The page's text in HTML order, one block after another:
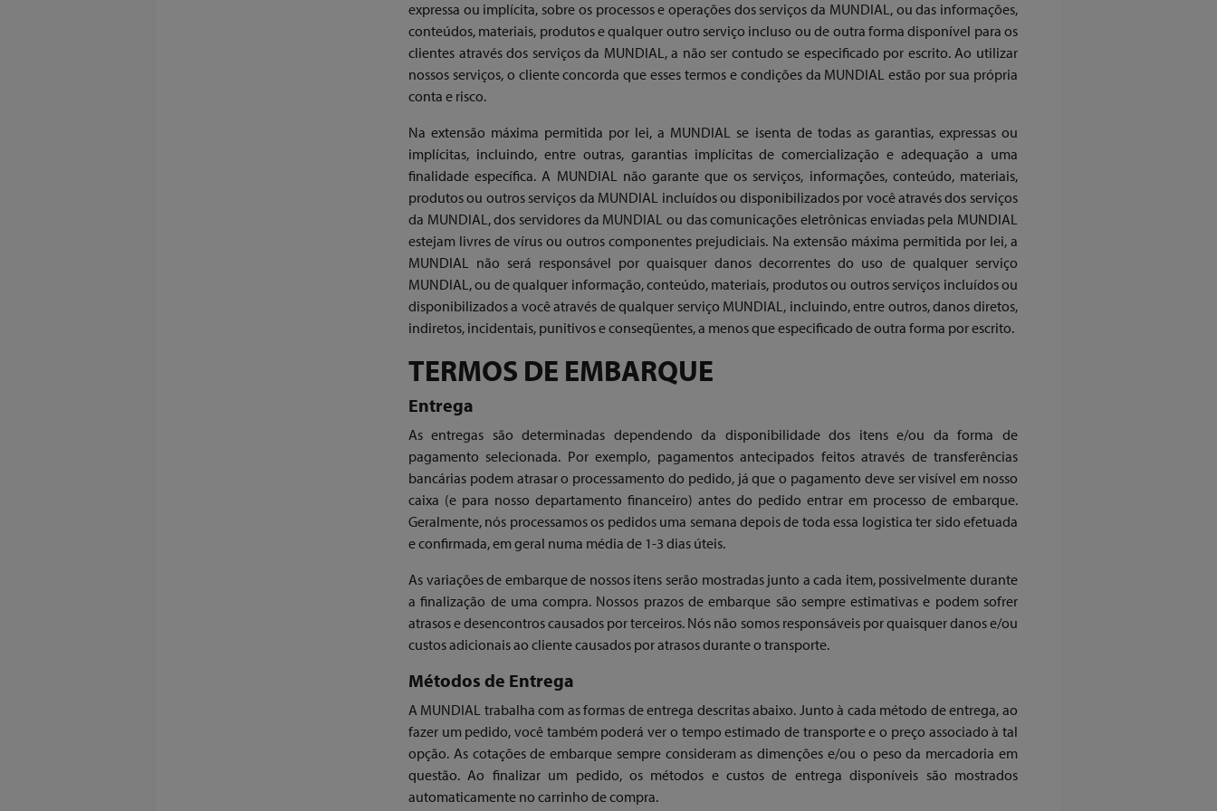
expressa ou implícita, sobre os processos e operações dos serviços da MUNDIAL, ou das informações,
conteúdos, materiais, produtos e qualquer outro serviço incluso ou de outra forma disponível para os
clientes através dos serviços da MUNDIAL, a não ser contudo se especificado por escrito. Ao utilizar
nossos serviços, o cliente concorda que esses termos e condições da MUNDIAL estão por sua própria
conta e risco.
Na extensão máxima permitida por lei, a MUNDIAL se isenta de todas as garantias, expressas ou
implícitas, incluindo, entre outras, garantias implícitas de comercialização e adequação a uma
finalidade específica. A MUNDIAL não garante que os serviços, informações, conteúdo, materiais,
produtos ou outros serviços da MUNDIAL incluídos ou disponibilizados por você através dos serviços
da MUNDIAL, dos servidores da MUNDIAL ou das comunicações eletrônicas enviadas pela MUNDIAL
estejam livres de vírus ou outros componentes prejudiciais. Na extensão máxima permitida por lei, a
MUNDIAL não será responsável por quaisquer danos decorrentes do uso de qualquer serviço
MUNDIAL, ou de qualquer informação, conteúdo, materiais, produtos ou outros serviços incluídos ou
disponibilizados a você através de qualquer serviço MUNDIAL, incluindo, entre outros, danos diretos,
indiretos, incidentais, punitivos e conseqüentes, a menos que especificado de outra forma por escrito.
TERMOS DE EMBARQUE
Entrega
As entregas são determinadas dependendo da disponibilidade dos itens e/ou da forma de
pagamento selecionada. Por exemplo, pagamentos antecipados feitos através de transferências
bancárias podem atrasar o processamento do pedido, já que o pagamento deve ser visível em nosso
caixa (e para nosso departamento financeiro) antes do pedido entrar em processo de embarque.
Geralmente, nós processamos os pedidos uma semana depois de toda essa logistica ter sido efetuada
e confirmada, em geral numa média de 1-3 dias úteis.
As variações de embarque de nossos itens serão mostradas junto a cada item, possivelmente durante
a finalização de uma compra. Nossos prazos de embarque são sempre estimativas e podem sofrer
atrasos e desencontros causados por terceiros. Nós não somos responsáveis por quaisquer danos e/ou
custos adicionais ao cliente causados por atrasos durante o transporte.
Métodos de Entrega
A MUNDIAL trabalha com as formas de entrega descritas abaixo. Junto à cada método de entrega, ao
fazer um pedido, você também poderá ver o tempo estimado de transporte e o preço associado à tal
opção. As cotações de embarque sempre consideram as dimenções e/ou o peso da mercadoria em
questão. Ao finalizar um pedido, os métodos e custos de entrega disponíveis são mostrados
automaticamente no carrinho de compra.